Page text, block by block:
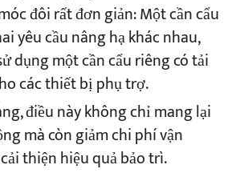
đôi rất đơn giản: Một cần cẩu
yêu cầu nâng hạ khác nhau,
dụng một cần cẩu riêng có tải
các thiết bị phụ trợ.
điều này không chỉ mang lại
mà còn giảm chi phí vận
thiện hiệu quả bảo trì.